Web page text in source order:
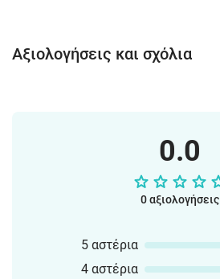
Αξιολογήσεις και σχόλια
0.0
0 αξιολογήσεις
5 αστέρια
4 αστέρια